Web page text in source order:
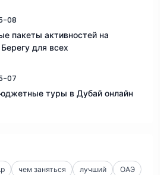
08
пакеты активностей на
для всех
07
туры в Дубай онлайн
чем заняться лучший
ОАЭ